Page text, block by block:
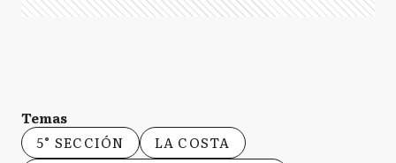
Temas
5° SECCIÓN
LA COSTA